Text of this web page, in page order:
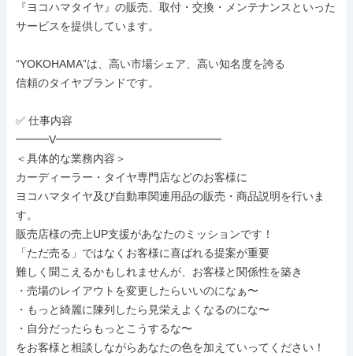
『ヨコハマタイヤ』の販売、取付・交換・メンテナンスといった
サービスを提供しています。
“YOKOHAMA”は、高い市場シェア、高い知名度を誇る
信頼のタイヤブランドです。
✅ 仕事内容
━━━V━━━━━━━━━━━━━━━
＜具体的な業務内容＞
カーディーラー・タイヤ専門店などのお客様に
ヨコハマタイヤ及び自動車関連用品の販売・商品説明を行いま
す。
販売店様の売上UP支援があなたのミッションです！
「ただ売る」ではなくお客様に喜ばれる提案が重要
難しく聞こえるかもしれませんが、お客様と関係性を築き
・売場のレイアウトを変更したらいいのになぁ〜
・もっと綺麗に陳列したら見栄えよくなるのにな〜
・自分だったらもっとこうするな〜
をお客様と相談しながらあなたの色を加えていってください！